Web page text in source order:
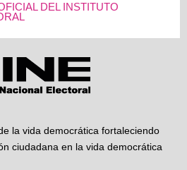
DEL INSTITUTO
la vida democrática fortaleciendo
ciudadana en la vida democrática